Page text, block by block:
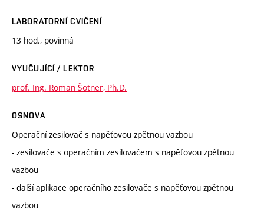
LABORATORNÍ CVIČENÍ
13 hod., povinná
VYUČUJÍCÍ / LEKTOR
prof. Ing. Roman Šotner, Ph.D.
OSNOVA
Operační zesilovač s napěťovou zpětnou vazbou
- zesilovače s operačním zesilovačem s napěťovou zpětnou
vazbou
- další aplikace operačního zesilovače s napěťovou zpětnou
vazbou